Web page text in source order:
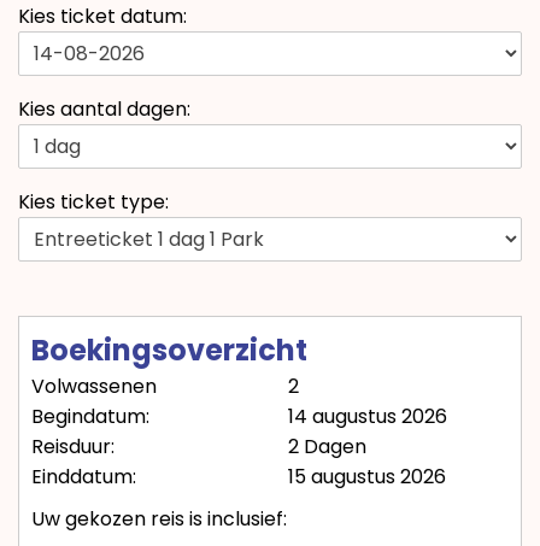
Kies ticket datum:
Kies aantal dagen:
Kies ticket type:
Boekingsoverzicht
Volwassenen
2
Begindatum:
14 augustus 2026
Reisduur:
2 Dagen
Einddatum:
15 augustus 2026
Uw gekozen reis is inclusief: